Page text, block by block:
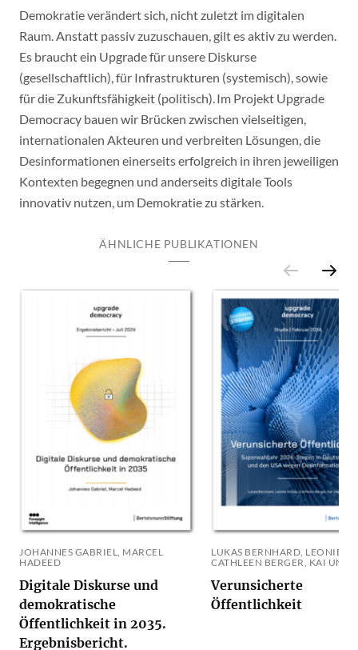
Demokratie verändert sich, nicht zuletzt im digitalen
Raum. Anstatt passiv zuzuschauen, gilt es aktiv zu werden.
Es braucht ein Upgrade für unsere Diskurse
(gesellschaftlich), für Infrastrukturen (systemisch), sowie
für die Zukunftsfähigkeit (politisch). Im Projekt Upgrade
Democracy bauen wir Brücken zwischen vielseitigen,
internationalen Akteuren und verbreiten Lösungen, die
Desinformationen einerseits erfolgreich in ihren jeweiligen
Kontexten begegnen und anderseits digitale Tools
innovativ nutzen, um Demokratie zu stärken.
ÄHNLICHE PUBLIKATIONEN
JOHANNES GABRIEL, MARCEL
HADEED
Digitale Diskurse und
demokratische
Öffentlichkeit in 2035.
Ergebnisbericht.
LUKAS BERNHARD, LEONIE
CATHLEEN BERGER, KAI
Verunsicherte
Öffentlichkeit